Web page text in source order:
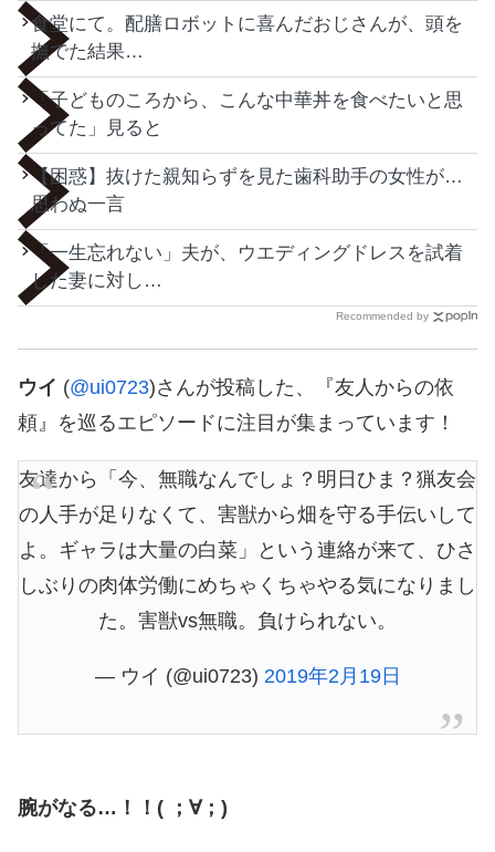
食堂にて。配膳ロボットに喜んだおじさんが、頭を
撫でた結果…
「子どものころから、こんな中華丼を食べたいと思
ってた」見ると
【困惑】抜けた親知らずを見た歯科助手の女性が…
思わぬ一言
「一生忘れない」夫が、ウエディングドレスを試着
した妻に対し…
Recommended by
ウイ (@ui0723)さんが投稿した、『友人からの依
頼』を巡るエピソードに注目が集まっています！
友達から「今、無職なんでしょ？明日ひま？猟友会
の人手が足りなくて、害獣から畑を守る手伝いして
よ。ギャラは大量の白菜」という連絡が来て、ひさ
しぶりの肉体労働にめちゃくちゃやる気になりまし
た。害獣vs無職。負けられない。
— ウイ (@ui0723) 2019年2月19日
腕がなる…！！( ；∀；)